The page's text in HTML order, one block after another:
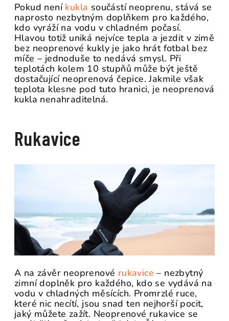
Pokud není kukla součástí neoprenu, stává se
naprosto nezbytným doplňkem pro každého,
kdo vyráží na vodu v chladném počasí.
Hlavou totiž uniká nejvíce tepla a jezdit v zimě
bez neoprenové kukly je jako hrát fotbal bez
míče – jednoduše to nedává smysl. Při
teplotách kolem 10 stupňů může být ještě
dostačující neoprenová čepice. Jakmile však
teplota klesne pod tuto hranici, je neoprenová
kukla nenahraditelná.
Rukavice
A na závěr neoprenové rukavice– nezbytný
zimní doplněk pro každého, kdo se vydává na
vodu v chladných měsících. Promrzlé ruce,
které nic necítí, jsou snad ten nejhorší pocit,
jaký můžete zažít. Neoprenové rukavice se